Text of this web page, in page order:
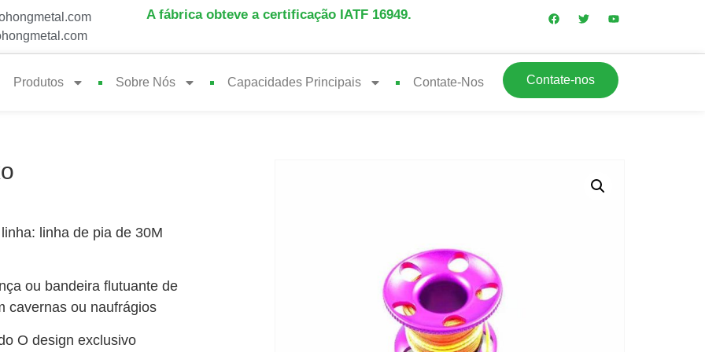
A fábrica obteve a certificação IATF 16949.
Produtos Sobre Nós Capacidades Principais Contate-Nos Contate-nos
linha de pia de 30M
ou bandeira flutuante de
cavernas ou naufrágios
O design exclusivo